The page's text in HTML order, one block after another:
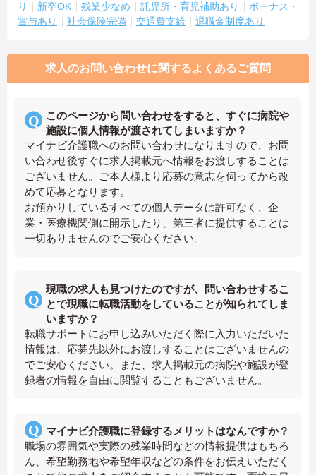
り
新卒OK 残業少なめ 託児所・育児補助あり
ボーナス・
賞与あり
社会保険完備 交通費支給 退職金制度あり
求人のお問い合わせに関するよくあるご質問
このページから問い合わせをすると、すぐに病院や
施設に個人情報が渡されてしまいますか？
マイナビ介護職へのお問い合わせになりますので、お問
い合わせ後すぐに求人掲載元へ情報をお渡しすることは
ございません。ご本人様より応募の意志を伺ってから改
めて応募となります。
お預かりしているすべての個人データは許可なく、企
業・医療機関側に開示したり、第三者に提供することは
一切ありませんのでご安心ください。
現職の求人も見つけたのですが、問い合わせするこ
とで現職に転職活動をしていることが知られてしま
いますか？
転職サポートにお申し込みいただく際に入力いただいた
情報は、応募先以外にお渡しすることはございませんの
でご安心ください。また、求人掲載元の病院や施設が登
録者の情報を自由に閲覧することもございません。
マイナビ介護職に登録するメリットはなんですか？
職場の雰囲気や実際の残業時間などの情報提供はもちろ
ん、希望勤務地や希望年収などの条件をお伝えいただく